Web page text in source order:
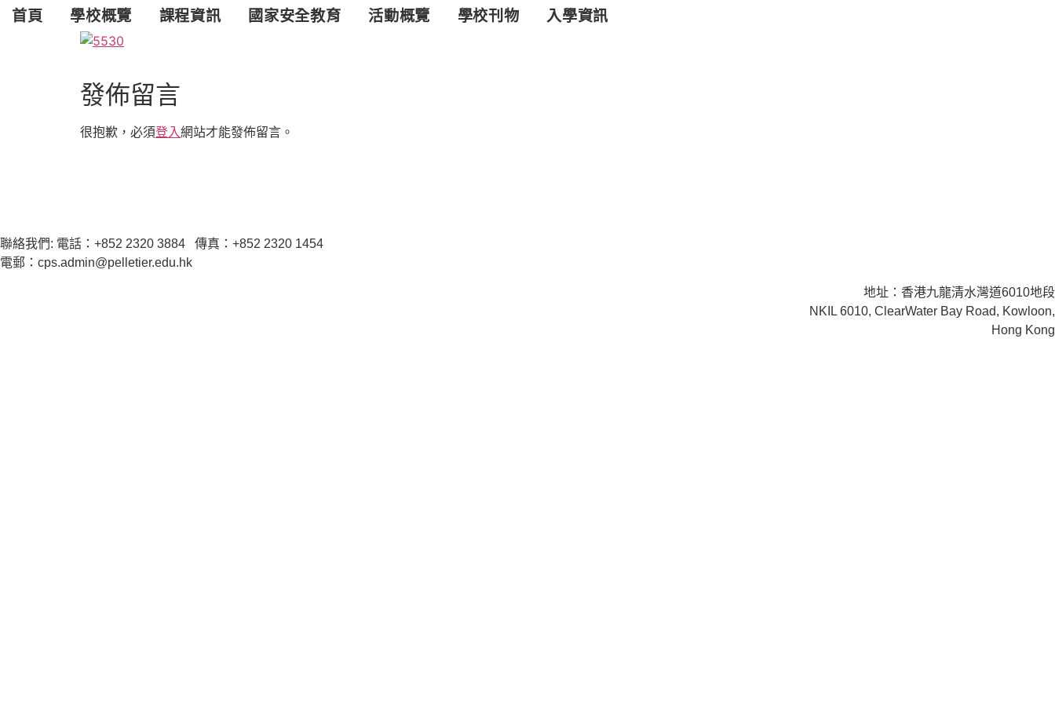
首頁 學校概覽 課程資訊 國家安全教育 活動概覽 學校刊物 入學資訊
發佈留言
很抱歉，必須登入網站才能發佈留言。
聯絡我們: 電話：+852 2320 3884 傳真：+852 2320 1454
電郵：cps.admin@pelletier.edu.hk
地址：香港九龍清水灣道6010地段
NKIL 6010, ClearWater Bay Road, Kowloon,
Hong Kong